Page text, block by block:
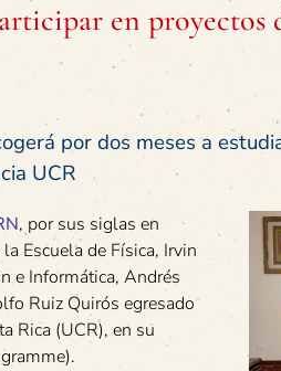
en proyectos
por dos meses a
UCR
, por sus siglas en
Escuela de Física, Irvin
e Informática, Andrés
Ruiz Quirós egresado
Rica (UCR), en su